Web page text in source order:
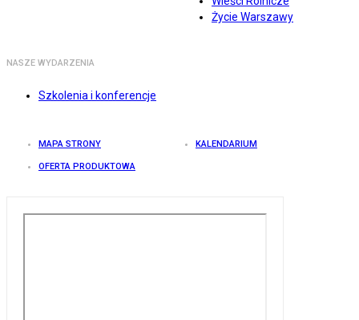
Życie Warszawy
NASZE WYDARZENIA
Szkolenia i konferencje
MAPA STRONY KALENDARIUM
OFERTA PRODUKTOWA